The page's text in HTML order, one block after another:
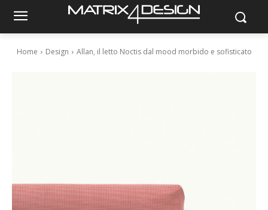
Home Design Allan, il letto Noctis dal mood morbido e sofisticato